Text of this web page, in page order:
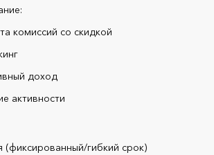
комиссий со скидкой
доход
активности
(фиксированный/гибкий срок)